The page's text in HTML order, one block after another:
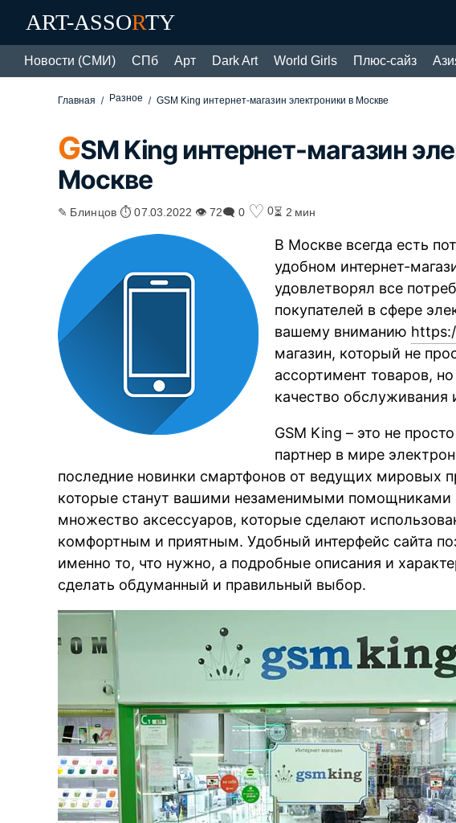
ART-ASSORTY
Новости (СМИ) СПб Арт Dark Art World Girls Плюс-сайз
Главная Разное GSM King интернет-магазин электроники в Москве
GSM King интернет-магазин
Москве
✎ Блинцов ⏱ 07.03.2022 👁 72🗨 0 ♡ 0⏳ 2 мин
В Москве всегда есть
удобном интернет-
удовлетворял все
покупателей в сфере
вашему вниманию
магазин, который не
ассортимент товаров,
качество
GSM King – это не
партнер в мире
последние новинки смартфонов от ведущих мировых
которые станут вашими незаменимыми помощниками
множество аксессуаров, которые сделают
комфортным и приятным. Удобный интерфейс сайта
именно то, что нужно, а подробные описания и
сделать обдуманный и правильный выбор.